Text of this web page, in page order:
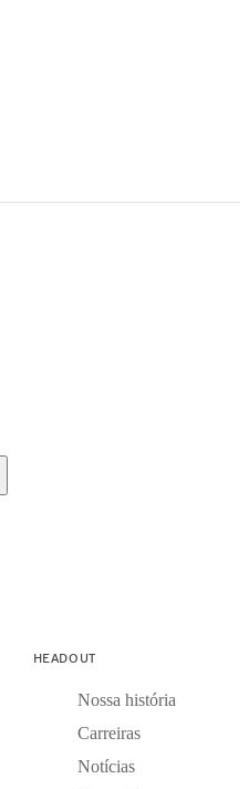
HEADOUT
Nossa história
Carreiras
Notícias